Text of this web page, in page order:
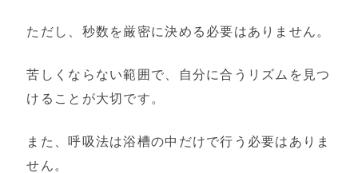
ただし、秒数を厳密に決める必要はありません。
苦しくならない範囲で、自分に合うリズムを見つ
けることが大切です。
また、呼吸法は浴槽の中だけで行う必要はありま
せん。